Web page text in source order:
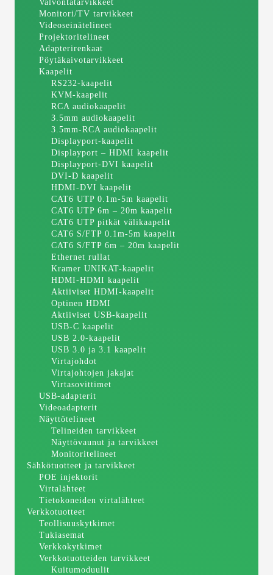
Monitori/TV tarvikkeet
Videoseinätelineet
Projektoritelineet
Adapterirenkaat
Pöytäkaivotarvikkeet
Kaapelit
RS232-kaapelit
KVM-kaapelit
RCA audiokaapelit
3.5mm audiokaapelit
3.5mm-RCA audiokaapelit
Displayport-kaapelit
Displayport – HDMI kaapelit
Displayport-DVI kaapelit
DVI-D kaapelit
HDMI-DVI kaapelit
CAT6 UTP 0.1m-5m kaapelit
CAT6 UTP 6m – 20m kaapelit
CAT6 UTP pitkät välikaapelit
CAT6 S/FTP 0.1m-5m kaapelit
CAT6 S/FTP 6m – 20m kaapelit
Ethernet rullat
Kramer UNIKAT-kaapelit
HDMI-HDMI kaapelit
Aktiiviset HDMI-kaapelit
Optinen HDMI
Aktiiviset USB-kaapelit
USB-C kaapelit
USB 2.0-kaapelit
USB 3.0 ja 3.1 kaapelit
Virtajohdot
Virtajohtojen jakajat
Virtasovittimet
USB-adapterit
Videoadapterit
Näyttötelineet
Telineiden tarvikkeet
Näyttövaunut ja tarvikkeet
Monitoritelineet
Sähkötuotteet ja tarvikkeet
POE injektorit
Virtalähteet
Tietokoneiden virtalähteet
Verkkotuotteet
Teollisuuskytkimet
Tukiasemat
Verkkokytkimet
Verkkotuotteiden tarvikkeet
Kuitumoduulit